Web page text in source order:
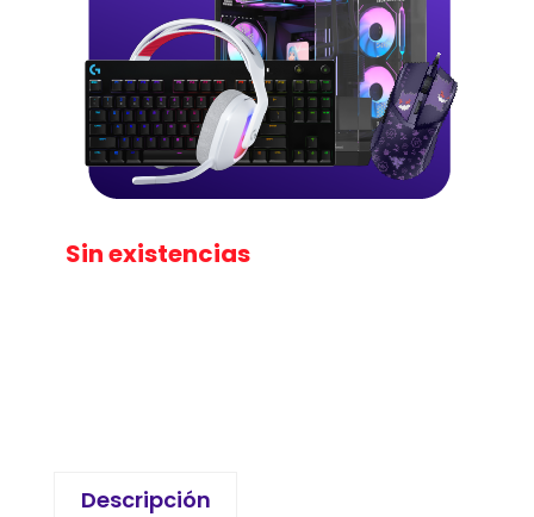
Sin existencias
Descripción